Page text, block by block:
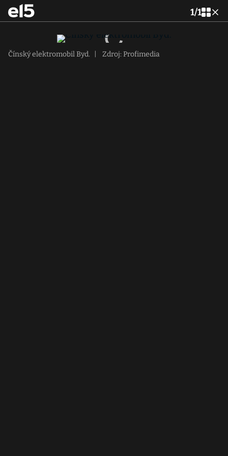
1/1
Čínský elektromobil Byd. Zdroj: Profimedia